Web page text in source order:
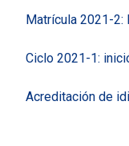
Matrícula 2021-2:
Ciclo 2021-1:
Acreditación de